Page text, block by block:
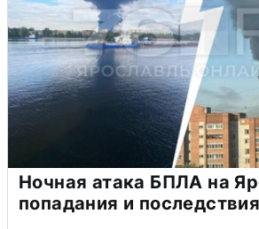
Ночная атака БПЛА на
попадания и последствия